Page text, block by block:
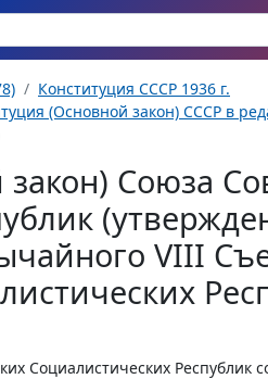
Конституция СССР 1936 г.
(Основной закон) СССР в
Союза
VIII
Социалистических Республик